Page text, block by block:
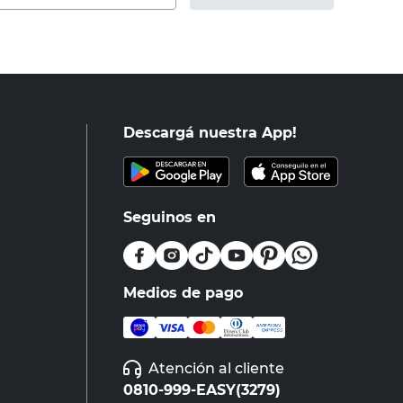
Descargá nuestra App!
Seguinos en
Medios de pago
Atención al cliente
0810-999-EASY(3279)